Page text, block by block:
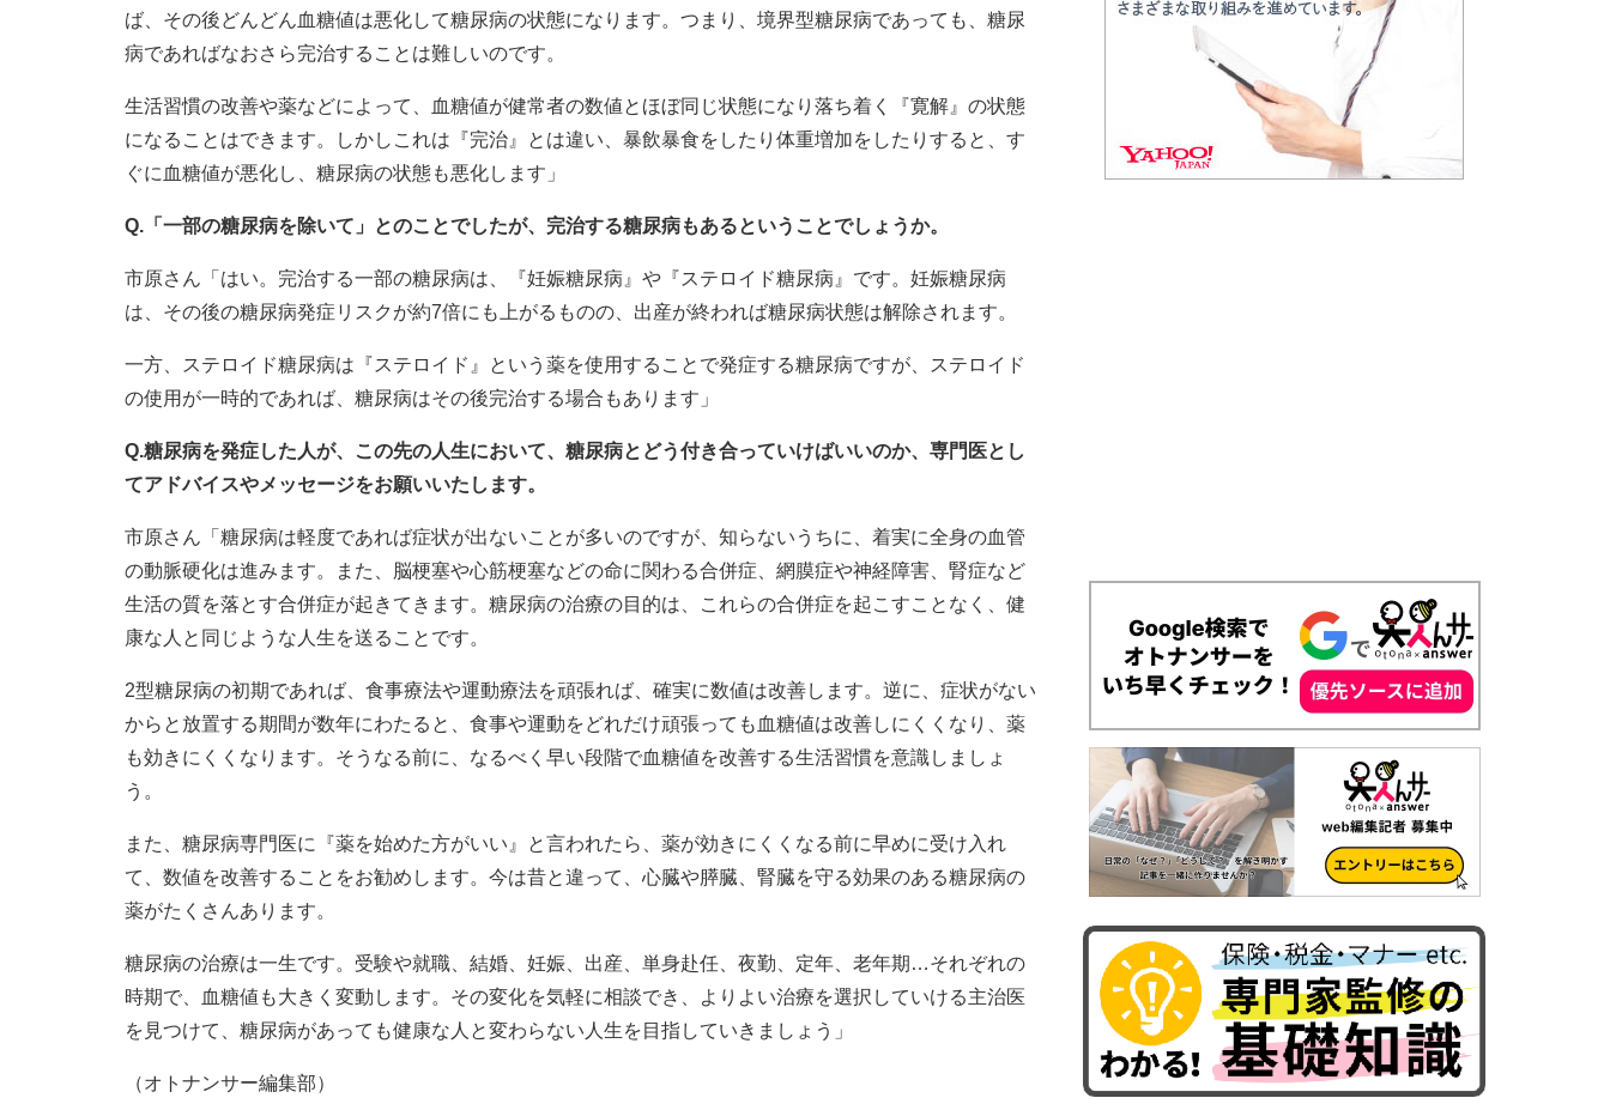
ば、その後どんどん血糖値は悪化して糖尿病の状態になります。つまり、境界型糖尿病であっても、糖尿
病であればなおさら完治することは難しいのです。
生活習慣の改善や薬などによって、血糖値が健常者の数値とほぼ同じ状態になり落ち着く『寛解』の状態
になることはできます。しかしこれは『完治』とは違い、暴飲暴食をしたり体重増加をしたりすると、す
ぐに血糖値が悪化し、糖尿病の状態も悪化します」
Q.「一部の糖尿病を除いて」とのことでしたが、完治する糖尿病もあるということでしょうか。
市原さん「はい。完治する一部の糖尿病は、『妊娠糖尿病』や『ステロイド糖尿病』です。妊娠糖尿病
は、その後の糖尿病発症リスクが約7倍にも上がるものの、出産が終われば糖尿病状態は解除されます。
一方、ステロイド糖尿病は『ステロイド』という薬を使用することで発症する糖尿病ですが、ステロイド
の使用が一時的であれば、糖尿病はその後完治する場合もあります」
Q.糖尿病を発症した人が、この先の人生において、糖尿病とどう付き合っていけばいいのか、専門医とし
てアドバイスやメッセージをお願いいたします。
市原さん「糖尿病は軽度であれば症状が出ないことが多いのですが、知らないうちに、着実に全身の血管
の動脈硬化は進みます。また、脳梗塞や心筋梗塞などの命に関わる合併症、網膜症や神経障害、腎症など
生活の質を落とす合併症が起きてきます。糖尿病の治療の目的は、これらの合併症を起こすことなく、健
康な人と同じような人生を送ることです。
2型糖尿病の初期であれば、食事療法や運動療法を頑張れば、確実に数値は改善します。逆に、症状がない
からと放置する期間が数年にわたると、食事や運動をどれだけ頑張っても血糖値は改善しにくくなり、薬
も効きにくくなります。そうなる前に、なるべく早い段階で血糖値を改善する生活習慣を意識しましょ
う。
また、糖尿病専門医に『薬を始めた方がいい』と言われたら、薬が効きにくくなる前に早めに受け入れ
て、数値を改善することをお勧めします。今は昔と違って、心臓や膵臓、腎臓を守る効果のある糖尿病の
薬がたくさんあります。
糖尿病の治療は一生です。受験や就職、結婚、妊娠、出産、単身赴任、夜勤、定年、老年期…それぞれの
時期で、血糖値も大きく変動します。その変化を気軽に相談でき、よりよい治療を選択していける主治医
を見つけて、糖尿病があっても健康な人と変わらない人生を目指していきましょう」
（オトナンサー編集部）